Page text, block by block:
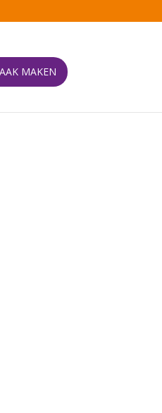
MAKEN